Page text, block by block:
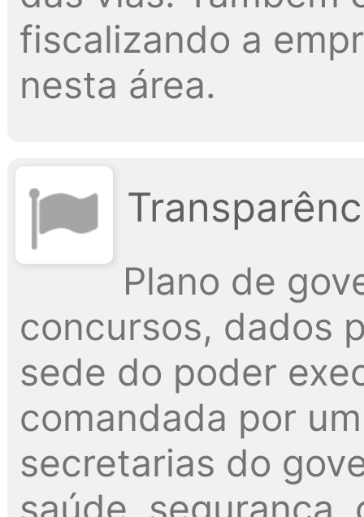
fiscalizando a
nesta área.
Plano de
concursos, dados
sede do poder
comandada por
secretarias do